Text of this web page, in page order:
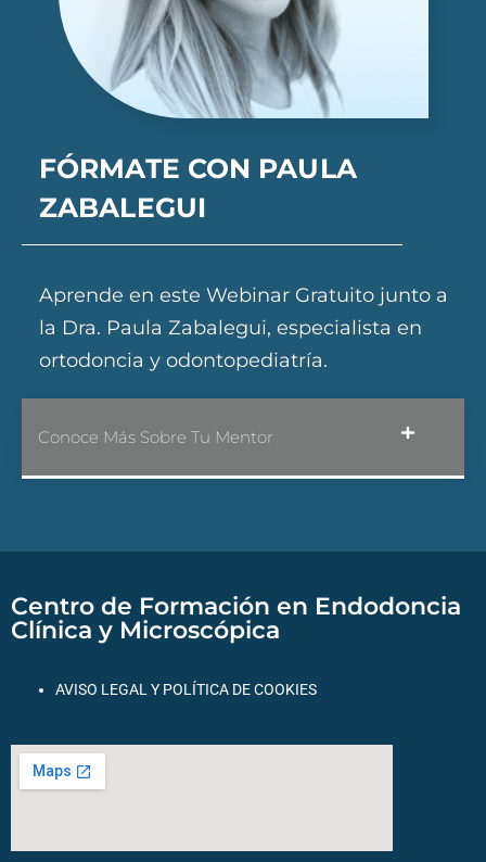
FÓRMATE CON PAULA
ZABALEGUI
Aprende en este Webinar Gratuito junto a
la Dra. Paula Zabalegui, especialista en
ortodoncia y odontopediatría.
Conoce Más Sobre Tu Mentor
Centro de Formación en Endodoncia
Clínica y Microscópica
AVISO LEGAL Y POLÍTICA DE COOKIES